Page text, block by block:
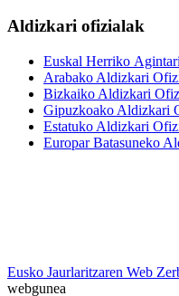
Aldizkari ofizialak
Euskal Herriko
Arabako Aldizkari
Bizkaiko Aldizkari
Gipuzkoako Aldizkari
Estatuko Aldizkari
Europar Batasuneko
Eusko Jaurlaritzaren Web
webgunea